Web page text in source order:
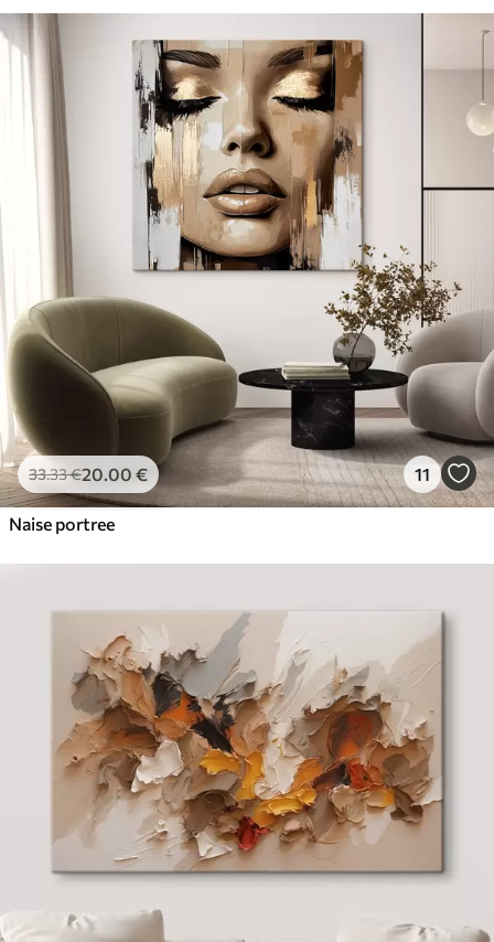
33.33€20.00 € 11
Naise portree